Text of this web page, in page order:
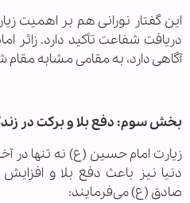
این گفتار نورانی هم بر اهمیت
دریافت شفاعت تأکید دارد.
آگاهی دارد، به مقامی مشابه
بخش سوم: دفع بلا و برکت در
زیارت امام حسین (ع) نه تنها در
دنیا نیز باعث دفع بلا و
صادق (ع) می‌فرمایند: